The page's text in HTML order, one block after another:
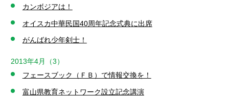
カンボジアは！
オイスカ中華民国40周年記念式典に出席
がんばれ少年剣士！
2013年4月（3）
フェースブック（ＦＢ）で情報交換を！
富山県教育ネットワーク設立記念講演